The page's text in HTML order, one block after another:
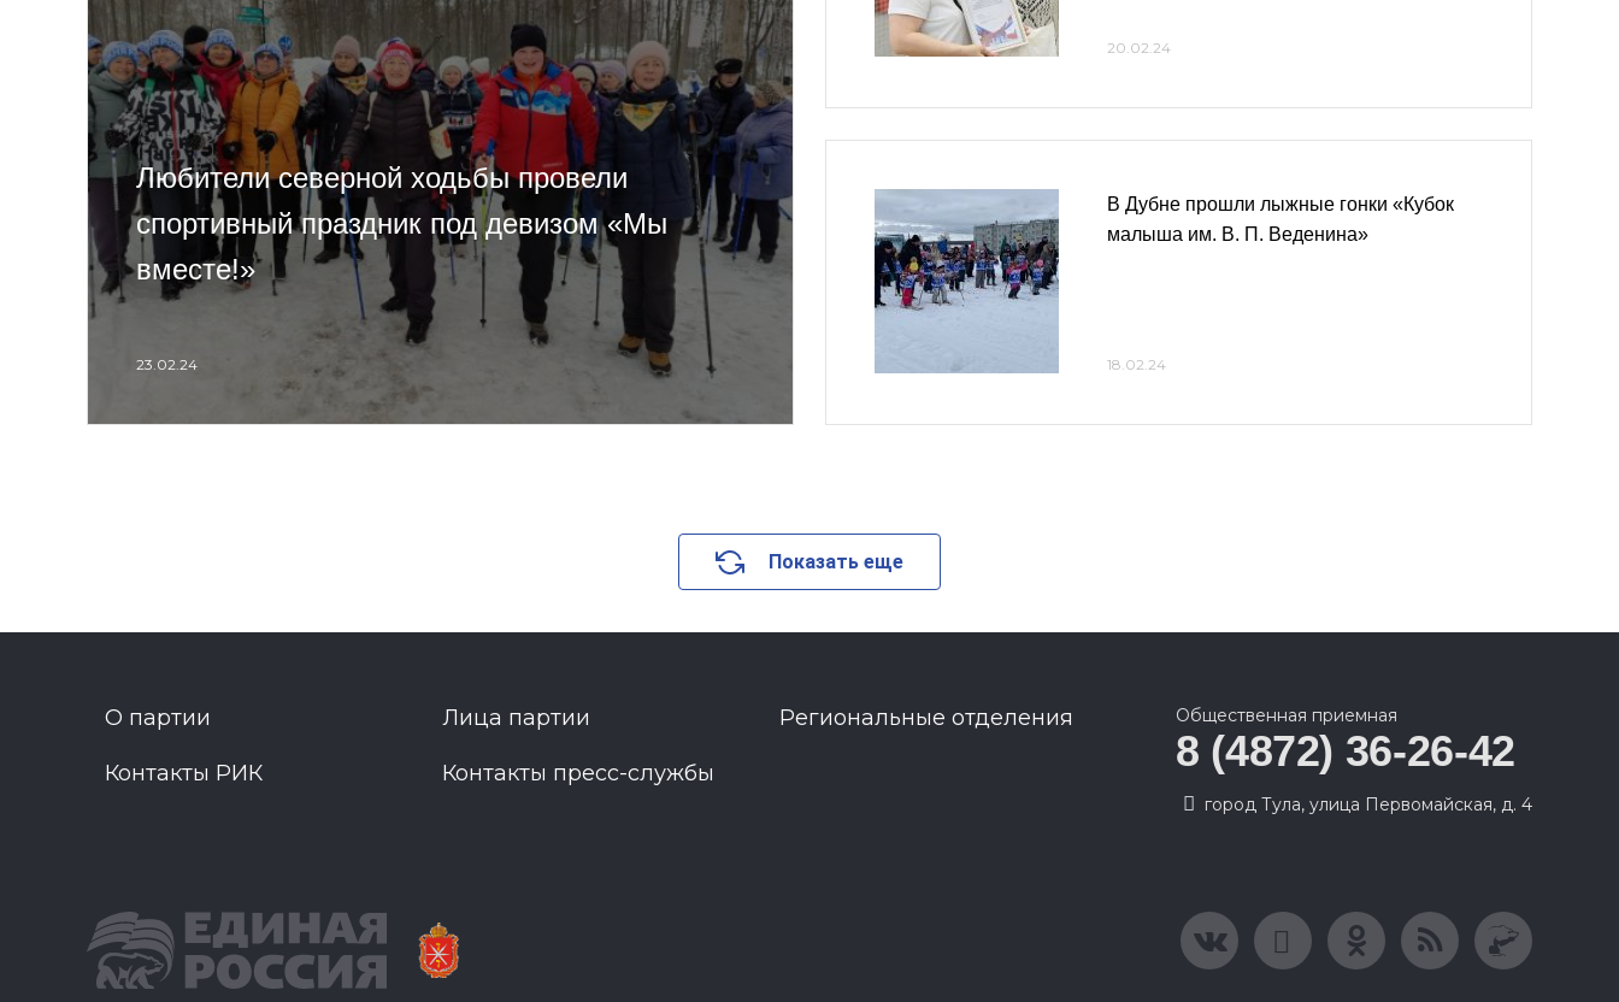
Любители северной ходьбы провели
спортивный праздник под девизом «Мы
вместе!»
23.02.24
20.02.24
В Дубне прошли лыжные гонки «Кубок
малыша им. В. П. Веденина»
18.02.24
Показать еще
О партии Лица партии Региональные отделения
Контакты РИК Контакты пресс-службы
Общественная приемная
8 (4872) 36-26-42
город Тула, улица Первомайская, д. 4